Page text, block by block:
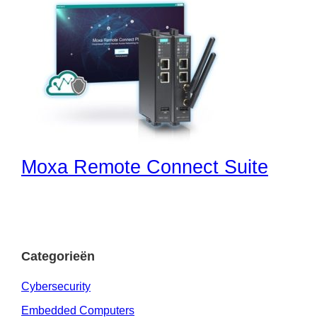
Moxa Remote Connect Suite
Categorieën
Cybersecurity
Embedded Computers